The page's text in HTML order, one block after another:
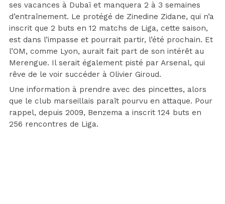
ses vacances à Dubaï et manquera 2 à 3 semaines
d’entraînement. Le protégé de Zinedine Zidane, qui n’a
inscrit que 2 buts en 12 matchs de Liga, cette saison,
est dans l’impasse et pourrait partir, l’été prochain. Et
l’OM, comme Lyon, aurait fait part de son intérêt au
Merengue. Il serait également pisté par Arsenal, qui
rêve de le voir succéder à Olivier Giroud.
Une information à prendre avec des pincettes, alors
que le club marseillais paraît pourvu en attaque. Pour
rappel, depuis 2009, Benzema a inscrit 124 buts en
256 rencontres de Liga.